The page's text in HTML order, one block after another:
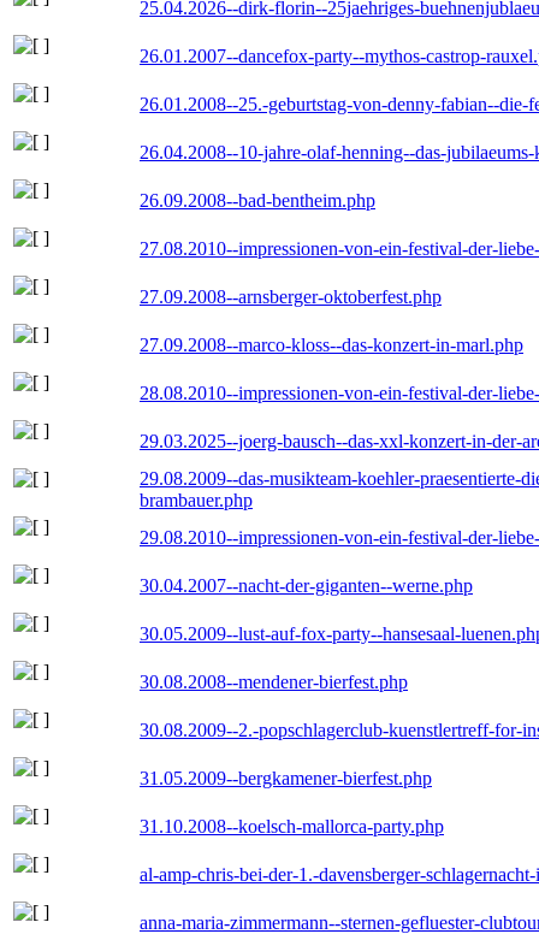
25.04.2026--dirk-florin--25jaehriges-
26.01.2007--dancefox-party--mythos-castrop-
26.01.2008--25.-geburtstag-von-denny-fabian--die-
26.04.2008--10-jahre-olaf-henning--das-
26.09.2008--bad-bentheim.php
27.08.2010--impressionen-von-ein-festival-der-
27.09.2008--arnsberger-oktoberfest.php
27.09.2008--marco-kloss--das-konzert-in-marl.php
28.08.2010--impressionen-von-ein-festival-der-
29.03.2025--joerg-bausch--das-xxl-konzert-in-der-
29.08.2009--das-musikteam-koehler-praesentierte-
brambauer.php
29.08.2010--impressionen-von-ein-festival-der-
30.04.2007--nacht-der-giganten--werne.php
30.05.2009--lust-auf-fox-party--hansesaal-
30.08.2008--mendener-bierfest.php
30.08.2009--2.-popschlagerclub-kuenstlertreff-for-
31.05.2009--bergkamener-bierfest.php
31.10.2008--koelsch-mallorca-party.php
al-amp-chris-bei-der-1.-davensberger-
anna-maria-zimmermann--sternen-gefluester-